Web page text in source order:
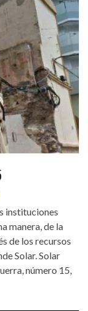
instituciones
manera, de la
de los recursos
Solar. Solar
número 15,